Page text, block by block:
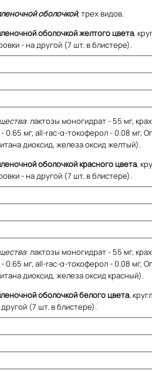
оболочкой, трех видов.
оболочкой желтого цвета,
- на другой (7 шт. в блистере).
: лактозы моногидрат - 55 мг,
0.65 мг, all-rac-α-токоферол - 0.08 мг,
диоксид, железа оксид желтый).
оболочкой красного цвета,
- на другой (7 шт. в блистере).
: лактозы моногидрат - 55 мг,
0.65 мг, all-rac-α-токоферол - 0.08 мг,
диоксид, железа оксид красный).
оболочкой белого цвета,
(7 шт. в блистере).